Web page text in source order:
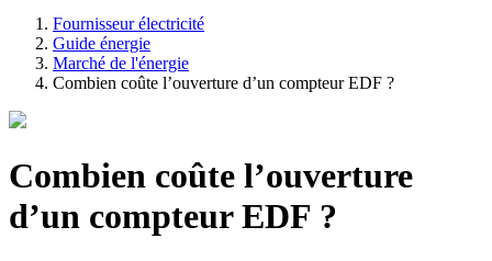
Fournisseur électricité
Guide énergie
Marché de l'énergie
Combien coûte l’ouverture d’un compteur EDF ?
Combien coûte l’ouverture
d’un compteur EDF ?